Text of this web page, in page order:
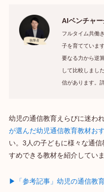
AIベンチャ
フルタイム共働
子を育てていま
要なる力から逆
して比較しまし
信があります。
幼児の通信教育えらびに迷われ
が選んだ幼児通信教育教材お
い。3人の子どもに様々な通
すめできる教材を紹介していま
▶「参考記事」幼児の通信教